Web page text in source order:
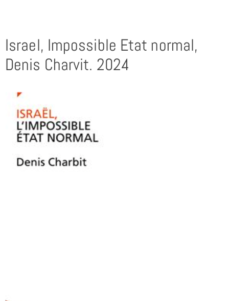
Israel, Impossible Etat normal,
Denis Charvit. 2024